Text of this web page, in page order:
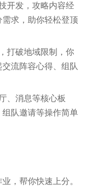
开发，攻略内容经
求，助你轻松登顶
打破地域限制，你
流阵容心得、组队
、消息等核心板
队邀请等操作简单
，帮你快速上分。